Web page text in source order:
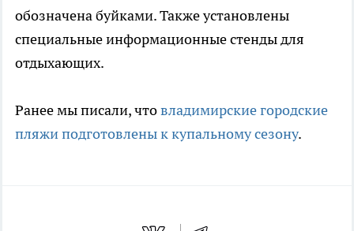
обозначена буйками. Также установлены
специальные информационные стенды для
отдыхающих.
Ранее мы писали, чтовладимирские городские
пляжи подготовлены к купальному сезону.